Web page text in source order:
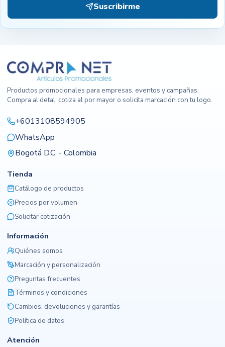
Suscribirme
Productos promocionales para empresas, eventos y campañas.
Compra al detal, cotiza al por mayor o solicita marcación con tu logo.
+6013108594905
WhatsApp
Bogotá D.C. - Colombia
Tienda
Catálogo de productos
Precios por volumen
Solicitar cotización
Información
Quiénes somos
Marcación y personalización
Preguntas frecuentes
Términos y condiciones
Cambios, devoluciones y garantías
Política de datos
Atención